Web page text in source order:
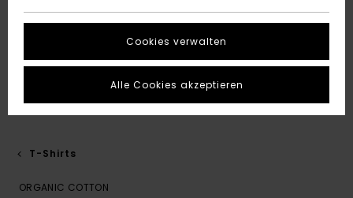
T-Shirts
ORGANIC COTTON
Cookies verwalten
Alle Cookies akzeptieren